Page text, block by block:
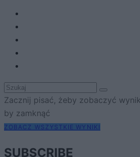
Zacznij pisać, żeby zobaczyć
by zamknąć
ZOBACZ WSZYSTKIE WYNIKI
SUBSCRIBE